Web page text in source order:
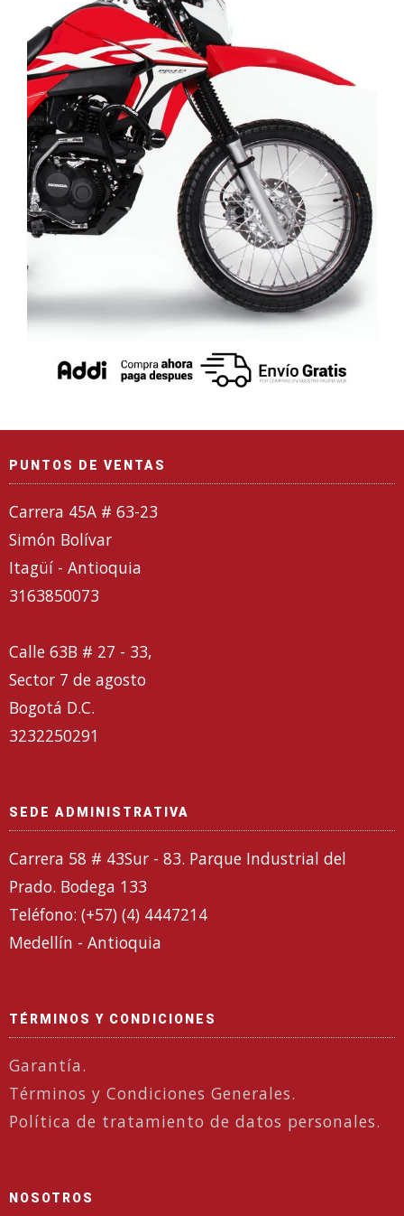
PUNTOS DE VENTAS
Carrera 45A # 63-23
Simón Bolívar
Itagüí - Antioquia
3163850073
Calle 63B # 27 - 33,
Sector 7 de agosto
Bogotá D.C.
3232250291
SEDE ADMINISTRATIVA
Carrera 58 # 43Sur - 83. Parque Industrial del
Prado. Bodega 133
Teléfono: (+57) (4) 4447214
Medellín - Antioquia
TÉRMINOS Y CONDICIONES
Garantía.
Términos y Condiciones Generales.
Política de tratamiento de datos personales.
NOSOTROS